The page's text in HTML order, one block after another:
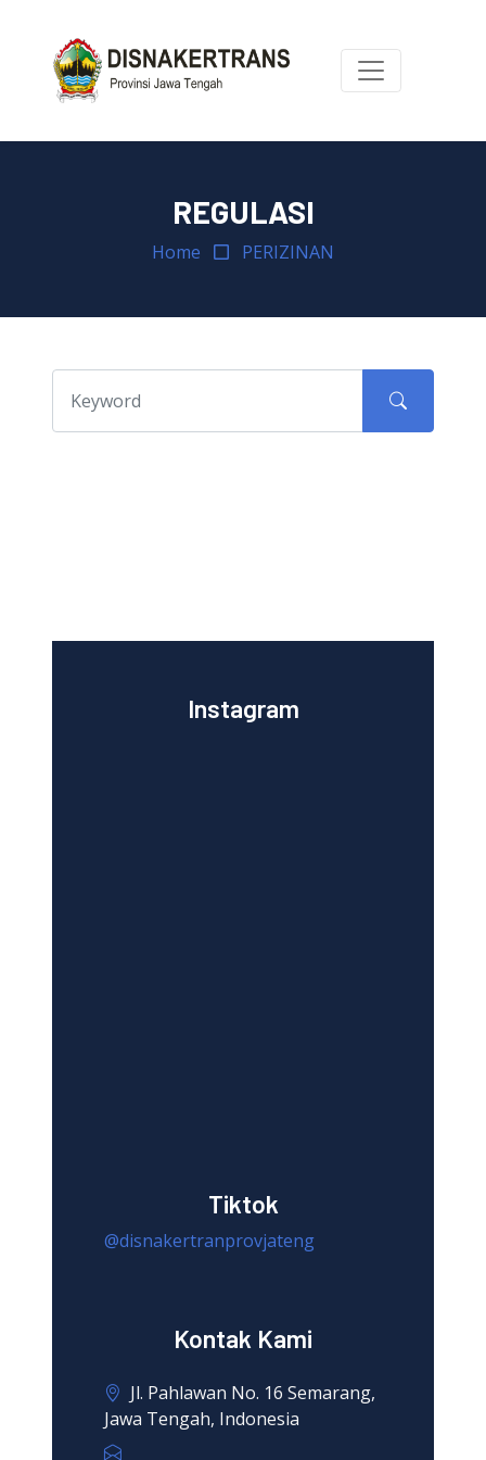
REGULASI
Home PERIZINAN
Instagram
Tiktok
@disnakertranprovjateng
Kontak Kami
Jl. Pahlawan No. 16 Semarang,
Jawa Tengah, Indonesia